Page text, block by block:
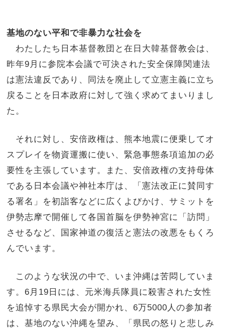
基地のない平和で非暴力な社会を
わたしたち日本基督教団と在日大韓基督教会は、
昨年9月に参院本会議で可決された安全保障関連法
は憲法違反であり、同法を廃止して立憲主義に立ち
戻ることを日本政府に対して強く求めてまいりまし
た。
それに対し、安倍政権は、熊本地震に便乗してオ
スプレイを物資運搬に使い、緊急事態条項追加の必
要性を主張しています。また、安倍政権の支持母体
である日本会議や神社本庁は、「憲法改正に賛同す
る署名」を初詣客などに広くよびかけ、サミットを
伊勢志摩で開催して各国首脳を伊勢神宮に「訪問」
させるなど、国家神道の復活と憲法の改悪をもくろ
んでいます。
このような状況の中で、いま沖縄は苦悶していま
す。6月19日には、元米海兵隊員に殺害された女性
を追悼する県民大会が開かれ、6万5000人の参加者
は、基地のない沖縄を望み、「県民の怒りと悲しみ